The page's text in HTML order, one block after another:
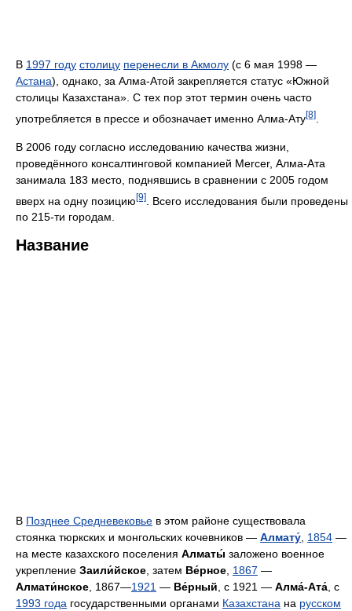
В 1997 году столицу перенесли в Акмолу (с 6 мая 1998 —
Астана), однако, за Алма-Атой закрепляется статус «Южной
столицы Казахстана». С тех пор этот термин очень часто
употребляется в прессе и обозначает именно Алма-Ату[8]
В 2006 году согласно исследованию качества жизни,
проведённого консалтинговой компанией Mercer, Алма-Ата
занимала 183 место, поднявшись в сравнении с 2005 годом
вверх на одну позицию[9]
. Всего исследования были проведены
по 215-ти городам.
Название
В Позднее Средневековье в этом районе существовала
стоянка тюркских и монгольских кочевников — Алмату, 1854 —
на месте казахского поселения Алматы́ заложено военное
укрепление Заили́йское, затем Ве́рное, 1867 —
Алмати́нское, 1867—1921 — Ве́рный, с 1921 — Алма́-Ата́, с
1993 года государственными органами Казахстана на русском